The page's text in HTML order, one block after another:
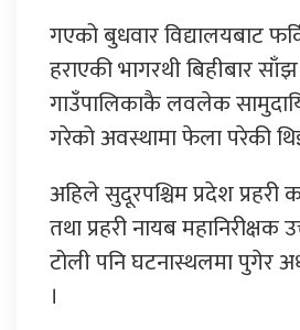
गएको बुधवार विद्यालयबाट
हराएकी भागरथी बिहीबार
गाउँपालिकाकै लवलेक
गरेको अवस्थामा फेला परेकी
अहिले सुदूरपश्चिम प्रदेश प्रहरी
तथा प्रहरी नायब महानिरीक्षक
टोली पनि घटनास्थलमा पुगेर
।